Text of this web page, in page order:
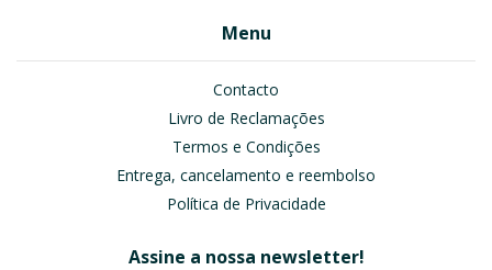
Menu
Contacto
Livro de Reclamações
Termos e Condições
Entrega, cancelamento e reembolso
Política de Privacidade
Assine a nossa newsletter!